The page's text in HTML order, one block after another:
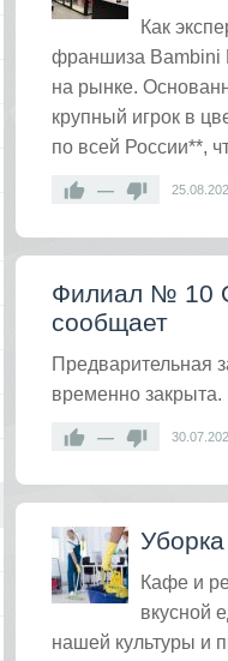
Как
франшиза Bambini
на рынке.
крупный игрок в
по всей России**,
—
Филиал № 10
сообщает
Предварительная
временно закрыта.
—
Кафе и
вкусной
нашей культуры и